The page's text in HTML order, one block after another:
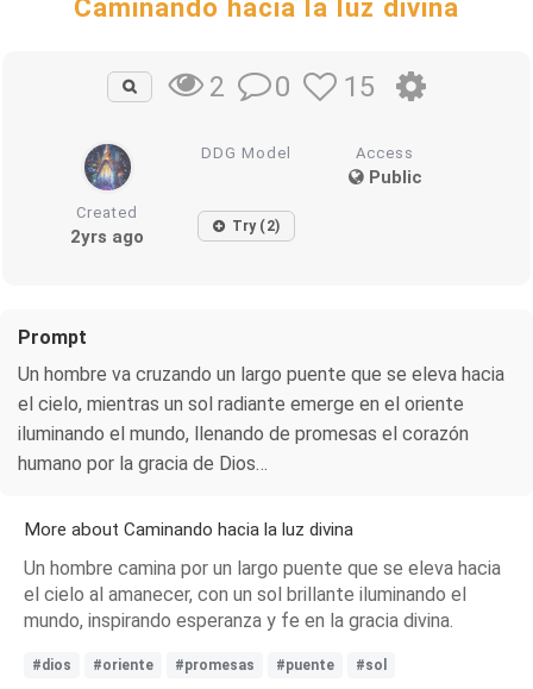
Caminando hacia la luz divina
2 0 15
DDG Model Access
Public
Created
2yrs ago Try (2)
Prompt
Un hombre va cruzando un largo puente que se eleva hacia
el cielo, mientras un sol radiante emerge en el oriente
iluminando el mundo, llenando de promesas el corazón
humano por la gracia de Dios…
More about Caminando hacia la luz divina
Un hombre camina por un largo puente que se eleva hacia
el cielo al amanecer, con un sol brillante iluminando el
mundo, inspirando esperanza y fe en la gracia divina.
#dios #oriente #promesas #puente #sol